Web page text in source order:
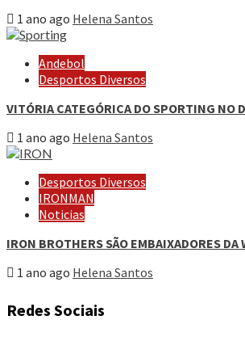
1 ano ago Helena Santos
Andebol
Desportos Diversos
VITÓRIA CATEGÓRICA DO SPORTING NO
1 ano ago Helena Santos
Desportos Diversos
IRONMAN
Noticias
IRON BROTHERS SÃO EMBAIXADORES DA
1 ano ago Helena Santos
Redes Sociais